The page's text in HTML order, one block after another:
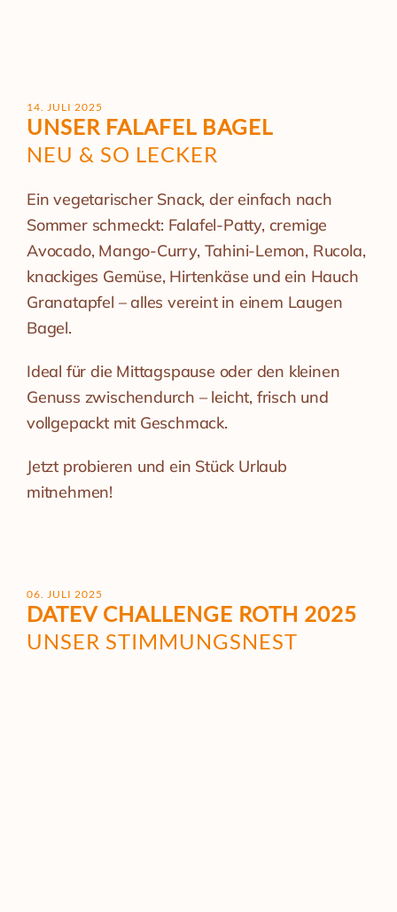
14. JULI 2025
UNSER FALAFEL BAGEL
NEU & SO LECKER
Ein vegetarischer Snack, der einfach nach
Sommer schmeckt: Falafel-Patty, cremige
Avocado, Mango-Curry, Tahini-Lemon, Rucola,
knackiges Gemüse, Hirtenkäse und ein Hauch
Granatapfel – alles vereint in einem Laugen
Bagel.
Ideal für die Mittagspause oder den kleinen
Genuss zwischendurch – leicht, frisch und
vollgepackt mit Geschmack.
Jetzt probieren und ein Stück Urlaub
mitnehmen!
06. JULI 2025
DATEV CHALLENGE ROTH 2025
UNSER STIMMUNGSNEST